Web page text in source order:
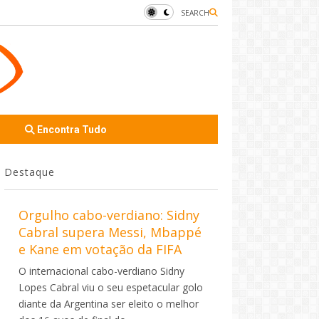
SEARCH
Encontra Tudo
Destaque
Orgulho cabo-verdiano: Sidny
Cabral supera Messi, Mbappé
e Kane em votação da FIFA
O internacional cabo-verdiano Sidny
Lopes Cabral viu o seu espetacular golo
diante da Argentina ser eleito o melhor